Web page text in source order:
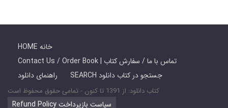
HOME خانه
Contact Us / Order Book | تماس با ما / سفارش کتاب
راهنمای دانلود
SEARCH جستجو در کتاب دانلود
کتاب دانلود: از 1391 تا کنون - تمامی حقوق محفوظ است
Refund Policy سیاست بازپرداخت